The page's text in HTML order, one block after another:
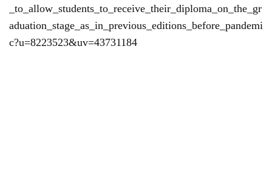
_to_allow_students_to_receive_their_diploma_on_the_gr
aduation_stage_as_in_previous_editions_before_pandemi
c?u=8223523&uv=43731184